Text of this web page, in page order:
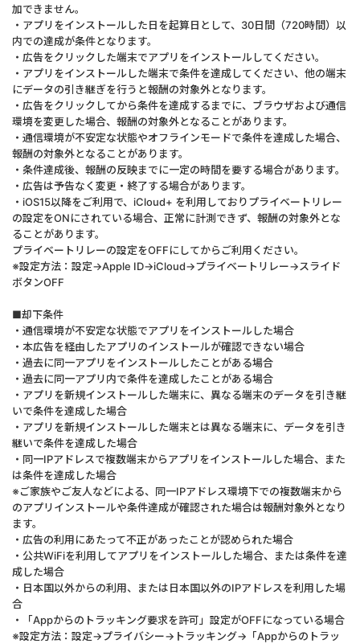
加できません。
・アプリをインストールした日を起算日として、30日間（720時間）以
内での達成が条件となります。
・広告をクリックした端末でアプリをインストールしてください。
・アプリをインストールした端末で条件を達成してください、他の端末
にデータの引き継ぎを行うと報酬の対象外となります。
・広告をクリックしてから条件を達成するまでに、ブラウザおよび通信
環境を変更した場合、報酬の対象外となることがあります。
・通信環境が不安定な状態やオフラインモードで条件を達成した場合、
報酬の対象外となることがあります。
・条件達成後、報酬の反映までに一定の時間を要する場合があります。
・広告は予告なく変更・終了する場合があります。
・iOS15以降をご利用で、iCloud+ を利用しておりプライベートリレー
の設定をONにされている場合、正常に計測できず、報酬の対象外とな
ることがあります。
プライベートリレーの設定をOFFにしてからご利用ください。
※設定方法：設定→Apple ID→iCloud→プライベートリレー→スライド
ボタンOFF
■却下条件
・通信環境が不安定な状態でアプリをインストールした場合
・本広告を経由したアプリのインストールが確認できない場合
・過去に同一アプリをインストールしたことがある場合
・過去に同一アプリ内で条件を達成したことがある場合
・アプリを新規インストールした端末に、異なる端末のデータを引き継
いで条件を達成した場合
・アプリを新規インストールした端末とは異なる端末に、データを引き
継いで条件を達成した場合
・同一IPアドレスで複数端末からアプリをインストールした場合、また
は条件を達成した場合
※ご家族やご友人などによる、同一IPアドレス環境下での複数端末から
のアプリインストールや条件達成が確認された場合は報酬対象外となり
ます。
・広告の利用にあたって不正があったことが認められた場合
・公共WiFiを利用してアプリをインストールした場合、または条件を達
成した場合
・日本国以外からの利用、または日本国以外のIPアドレスを利用した場
合
・「Appからのトラッキング要求を許可」設定がOFFになっている場合
※設定方法：設定→プライバシー→トラッキング→「Appからのトラッ